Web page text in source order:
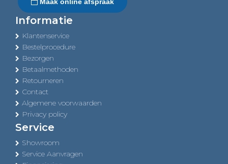
Informatie
Klantenservice
Bestelprocedure
Bezorgen
Betaalmethoden
Retourneren
Contact
Algemene voorwaarden
Privacy policy
Service
Showroom
Service Aanvragen